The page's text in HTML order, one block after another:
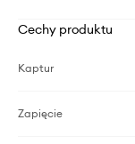
Cechy produktu
Kaptur
Zapięcie